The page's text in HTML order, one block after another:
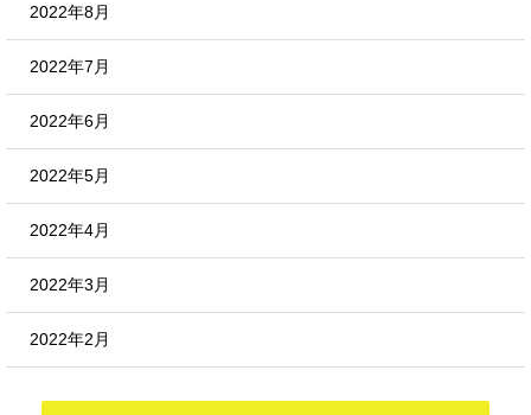
2022年8月
2022年7月
2022年6月
2022年5月
2022年4月
2022年3月
2022年2月